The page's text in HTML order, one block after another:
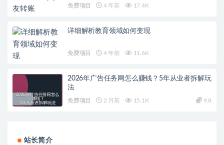
免费项目 4 年前 17.4K
详细解析教育领域如何变现
免费项目 4 年前 11.6K
2026年广告任务网怎么赚钱？5年从业者拆解玩
法
免费项目 2 月前 15.1K 9.8
站长简介